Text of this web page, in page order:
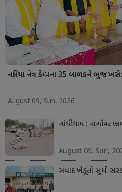
નલિયા નેત્ર કેમ્પના 35 બાળકને ભુજ
August 09, Sun, 2026
ગાંધીધામ : માર્ગો પર
August 09, Sun,
સંવાદ ખેડૂતો સુધી